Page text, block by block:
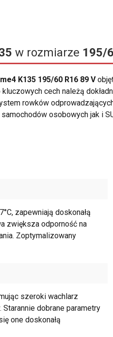
w rozmiarze 195/
K135 195/60 R16 89 V
cech należą
rowków
osobowych jak i
zapewniają doskonałą
zwiększa odporność na
Zoptymalizowany
szeroki wachlarz
dobrane parametry
one doskonałą